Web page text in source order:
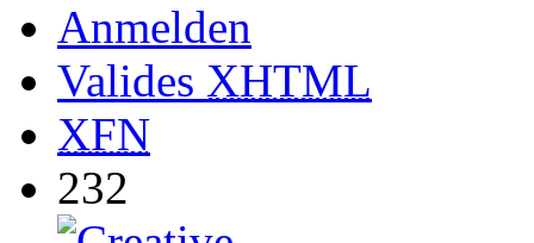
Anmelden
Valides XHTML
XFN
232